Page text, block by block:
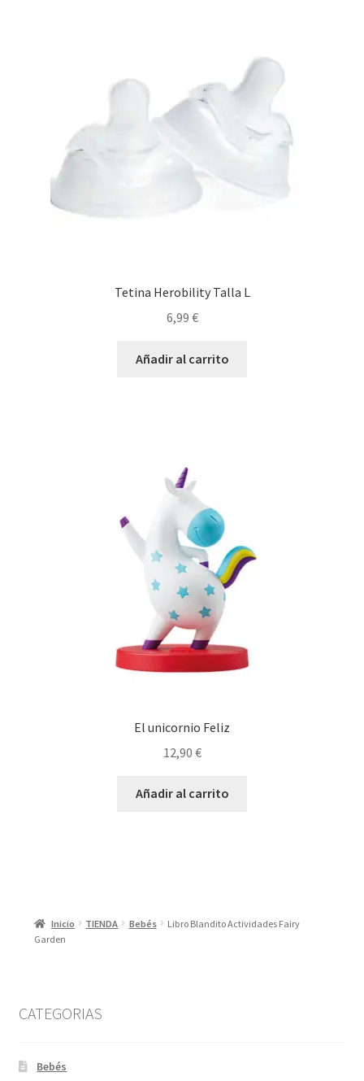
Tetina Herobility Talla L
6,99 €
Añadir al carrito
El unicornio Feliz
12,90 €
Añadir al carrito
Inicio TIENDA Bebés
Libro Blandito Actividades Fairy
Garden
CATEGORIAS
Bebés